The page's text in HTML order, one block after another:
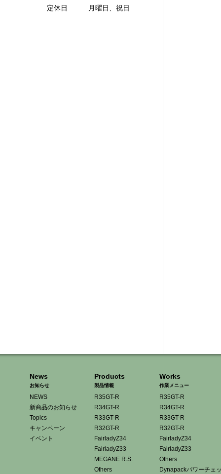
定休日 月曜日、祝日
News
お知らせ
NEWS
新商品のお知らせ
Topics
キャンペーン
イベント
Products
製品情報
R35GT-R
R34GT-R
R33GT-R
R32GT-R
FairladyZ34
FairladyZ33
MEGANE R.S.
Others
Works
作業メニュー
R35GT-R
R34GT-R
R33GT-R
R32GT-R
FairladyZ34
FairladyZ33
Others
Dynapackパワーチェ